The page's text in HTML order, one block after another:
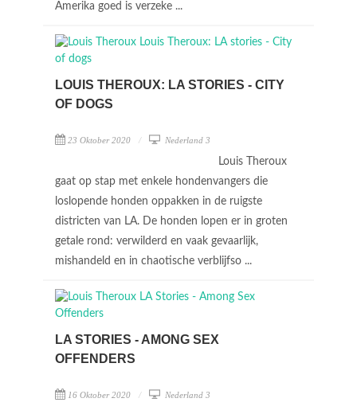
Amerika goed is verzeke ...
LOUIS THEROUX: LA STORIES - CITY
OF DOGS
23 Oktober 2020 Nederland 3
Louis Theroux
gaat op stap met enkele hondenvangers die
loslopende honden oppakken in de ruigste
districten van LA. De honden lopen er in groten
getale rond: verwilderd en vaak gevaarlijk,
mishandeld en in chaotische verblijfso ...
LA STORIES - AMONG SEX
OFFENDERS
16 Oktober 2020 Nederland 3